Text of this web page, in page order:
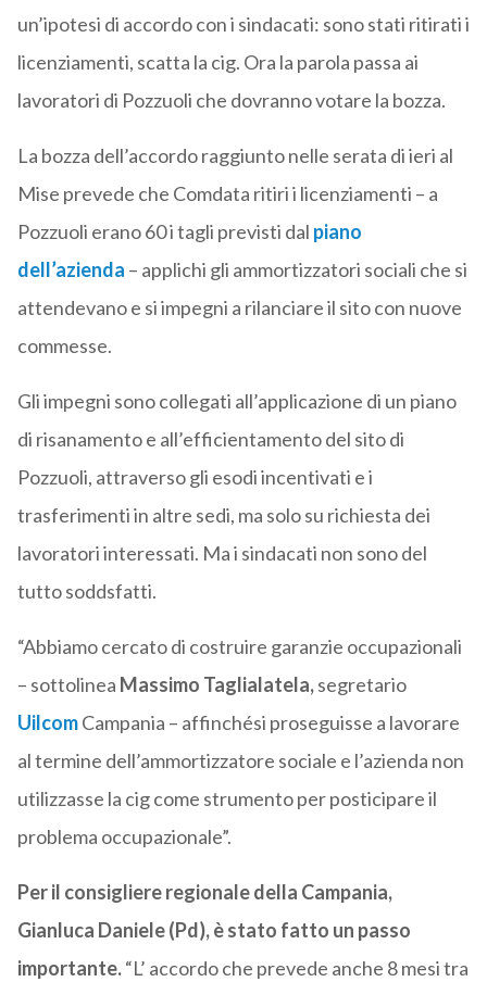
un’ipotesi di accordo con i sindacati: sono stati ritirati i
licenziamenti, scatta la cig. Ora la parola passa ai
lavoratori di Pozzuoli che dovranno votare la bozza.
La bozza dell’accordo raggiunto nelle serata di ieri al
Mise prevede che Comdata ritiri i licenziamenti – a
Pozzuoli erano 60 i tagli previsti dal piano
dell’azienda – applichi gli ammortizzatori sociali che si
attendevano e si impegni a rilanciare il sito con nuove
commesse.
Gli impegni sono collegati all’applicazione di un piano
di risanamento e all’efficientamento del sito di
Pozzuoli, attraverso gli esodi incentivati e i
trasferimenti in altre sedi, ma solo su richiesta dei
lavoratori interessati. Ma i sindacati non sono del
tutto soddsfatti.
“Abbiamo cercato di costruire garanzie occupazionali
– sottolinea Massimo Taglialatela,segretario
UilcomCampania – affinchési proseguisse a lavorare
al termine dell’ammortizzatore sociale e l’azienda non
utilizzasse la cig come strumento per posticipare il
problema occupazionale”.
Per il consigliere regionale della Campania,
Gianluca Daniele (Pd), è stato fatto un passo
importante.“L’ accordo che prevede anche 8 mesi tra